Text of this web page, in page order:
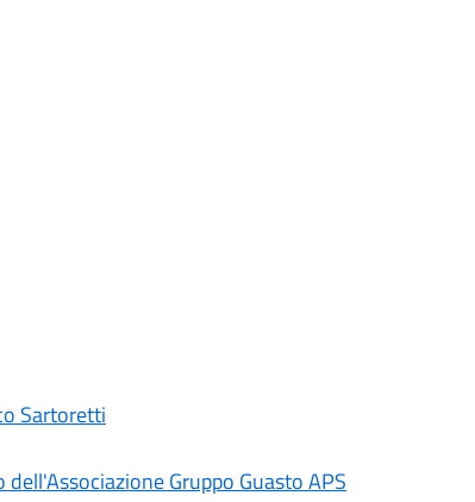
Sartoretti
Gruppo Guasto APS